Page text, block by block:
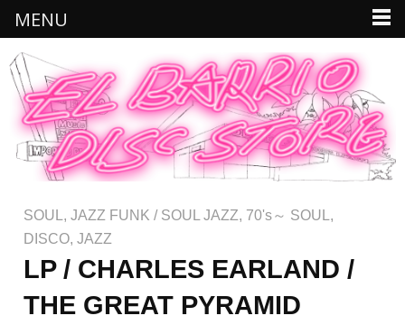
SOUL , JAZZ FUNK / SOUL JAZZ, 70's～ SOUL ,
DISCO, JAZZ
LP / CHARLES EARLAND /
THE GREAT PYRAMID
MENU